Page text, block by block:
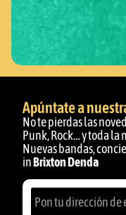
Apúntate a
No te pierdas las
Punk, Rock… y toda
Nuevas bandas,
in Brixton Denda